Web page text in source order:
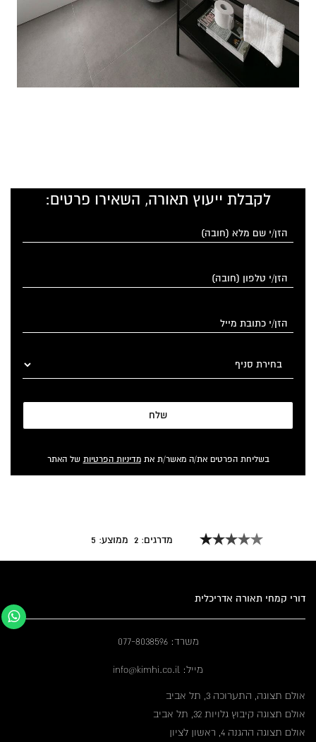
לקבלת ייעוץ תאורה, השאירו פרטים:
שלח
בשליחת הפרטים את/ה מאשר/ת אתמדיניות הפרטיות של האתר
מדרגים: 2 ממוצע: 5
דורי קמחי תאורה אדריכלית
משרד: 077-8038596
מייל: info@kimhi.co.il
אולם תצוגה, התערוכה 3, תל אביב
אולם תצוגה קיבוץ גלויות 32, תל אביב
אולם תצוגה ההגנה 4, ראשון לציון